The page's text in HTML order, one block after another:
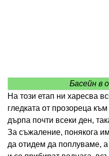
Басейн в
На този етап ни харесва
гледката от прозореца
дърпа почти всеки ден,
За съжаление, понякога
да отидем да поплуваме, а